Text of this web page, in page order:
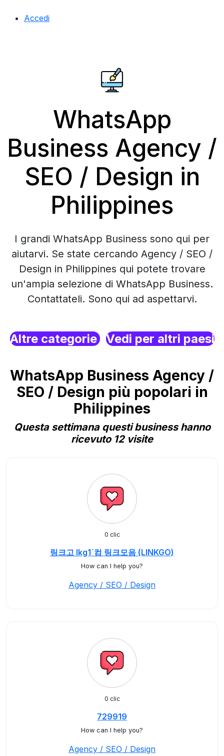
Accedi
WhatsApp
Business Agency /
SEO / Design in
Philippines
I grandi WhatsApp Business sono qui per
aiutarvi. Se state cercando Agency / SEO /
Design in Philippines qui potete trovare
un'ampia selezione di WhatsApp Business.
Contattateli. Sono qui ad aspettarvi.
Altre categorie Vedi per altri paesi
WhatsApp Business Agency /
SEO / Design più popolari in
Philippines
Questa settimana questi business hanno
ricevuto 12 visite
0 clic
링크고 lkg1`컴 링크모음 (LINKGO)
How can I help you?
Agency / SEO / Design
0 clic
729919
How can I help you?
Agency / SEO / Design